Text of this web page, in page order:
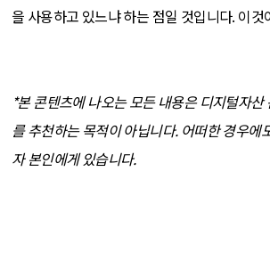
을 사용하고 있느냐 하는 점일 것입니다. 이
*본 콘텐츠에 나오는 모든 내용은 디지털자
를 추천하는 목적이 아닙니다. 어떠한 경우
자 본인에게 있습니다.